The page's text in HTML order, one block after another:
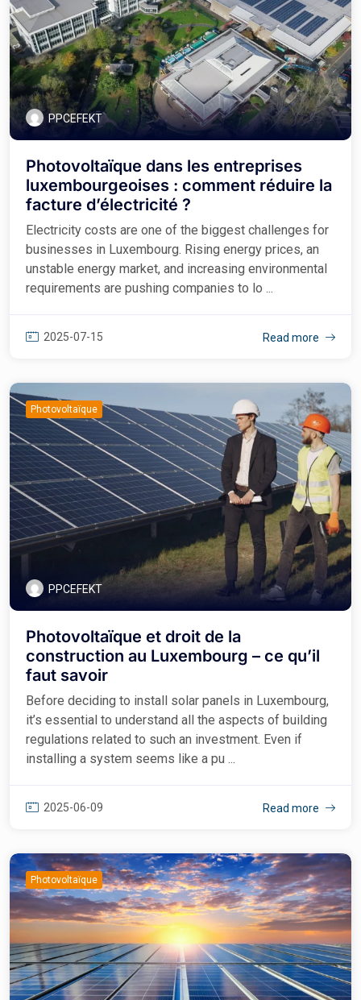
PPCEFEKT
Photovoltaïque dans les entreprises
luxembourgeoises : comment réduire la
facture d’électricité ?
Electricity costs are one of the biggest challenges for
businesses in Luxembourg. Rising energy prices, an
unstable energy market, and increasing environmental
requirements are pushing companies to lo ...
2025-07-15 Read more
Photovoltaïque
PPCEFEKT
Photovoltaïque et droit de la
construction au Luxembourg – ce qu’il
faut savoir
Before deciding to install solar panels in Luxembourg,
it’s essential to understand all the aspects of building
regulations related to such an investment. Even if
installing a system seems like a pu ...
2025-06-09 Read more
Photovoltaïque